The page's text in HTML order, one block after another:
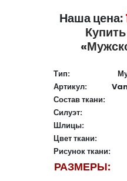
Наша цена:
Тип:
Артикул:
Состав ткани:
Силуэт:
Шлицы:
Цвет ткани:
Рисунок ткани:
РАЗМЕРЫ: